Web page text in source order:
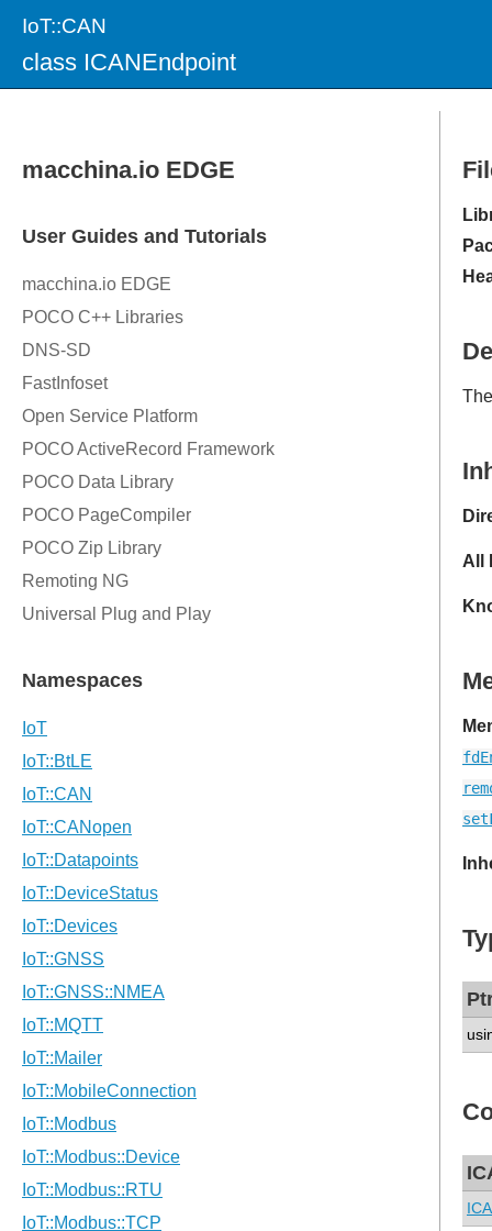
IoT::CAN
class ICANEndpoint
All